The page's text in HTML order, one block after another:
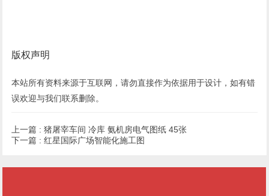
版权声明
本站所有资料来源于互联网，请勿直接作为依据用于设计，如有错
误欢迎与我们联系删除。
上一篇 : 猪屠宰车间 冷库 氨机房电气图纸 45张
下一篇 : 红星国际广场智能化施工图